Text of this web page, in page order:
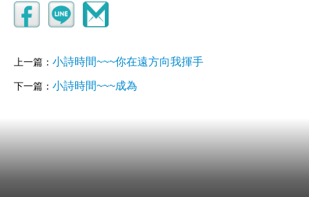
上一篇： 小詩時間~~~你在遠方向我揮手
下一篇： 小詩時間~~~成為